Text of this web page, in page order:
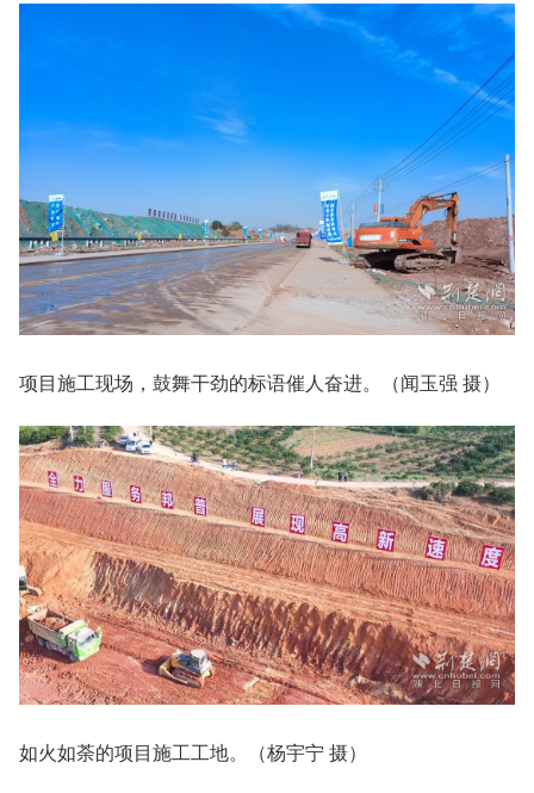
项目施工现场，鼓舞干劲的标语催人奋进。（闻玉强 摄）
如火如荼的项目施工工地。（杨宇宁 摄）